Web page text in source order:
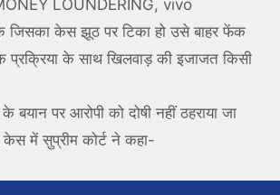
LOUNDERING, vivo
जिसका केस झूठ पर टिका हो उसे बाहर फेंक
प्रक्रिया के साथ खिलवाड़ की इजाजत किसी
बयान पर आरोपी को दोषी नहीं ठहराया जा
में सुप्रीम कोर्ट ने कहा-